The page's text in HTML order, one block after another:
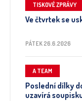
TISKOVÉ ZPRÁVY
Ve čtvrtek se
PÁTEK 26.6.2026
A TEAM
Poslední dílky
uzavírá